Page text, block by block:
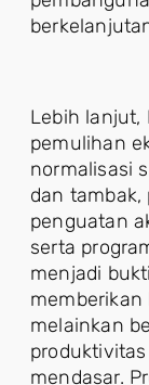
Lebih lanjut,
pemulihan
normalisasi
dan tambak,
penguatan
serta
menjadi
memberikan
melainkan
mendasar.